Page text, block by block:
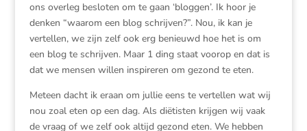
ons overleg besloten om te gaan ‘bloggen’. Ik hoor je
denken “waarom een blog schrijven?”. Nou, ik kan je
vertellen, we zijn zelf ook erg benieuwd hoe het is om
een blog te schrijven. Maar 1 ding staat voorop en dat is
dat we mensen willen inspireren om gezond te eten.
Meteen dacht ik eraan om jullie eens te vertellen wat wij
nou zoal eten op een dag. Als diëtisten krijgen wij vaak
de vraag of we zelf ook altijd gezond eten. We hebben